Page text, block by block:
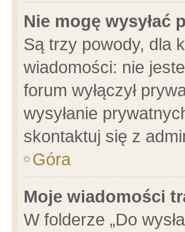
Nie mogę wysyłać
Są trzy powody, dla
wiadomości: nie
forum wyłączył
wysyłanie
skontaktuj się z
Góra
Moje wiadomości
W folderze „Do